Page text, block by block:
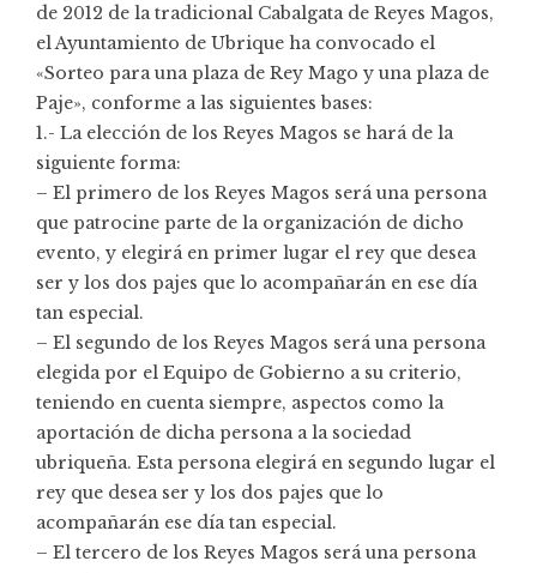
de 2012 de la tradicional Cabalgata de Reyes Magos,
el Ayuntamiento de Ubrique ha convocado el
«Sorteo para una plaza de Rey Mago y una plaza de
Paje», conforme a las siguientes bases:
1.- La elección de los Reyes Magos se hará de la
siguiente forma:
– El primero de los Reyes Magos será una persona
que patrocine parte de la organización de dicho
evento, y elegirá en primer lugar el rey que desea
ser y los dos pajes que lo acompañarán en ese día
tan especial.
– El segundo de los Reyes Magos será una persona
elegida por el Equipo de Gobierno a su criterio,
teniendo en cuenta siempre, aspectos como la
aportación de dicha persona a la sociedad
ubriqueña. Esta persona elegirá en segundo lugar el
rey que desea ser y los dos pajes que lo
acompañarán ese día tan especial.
– El tercero de los Reyes Magos será una persona